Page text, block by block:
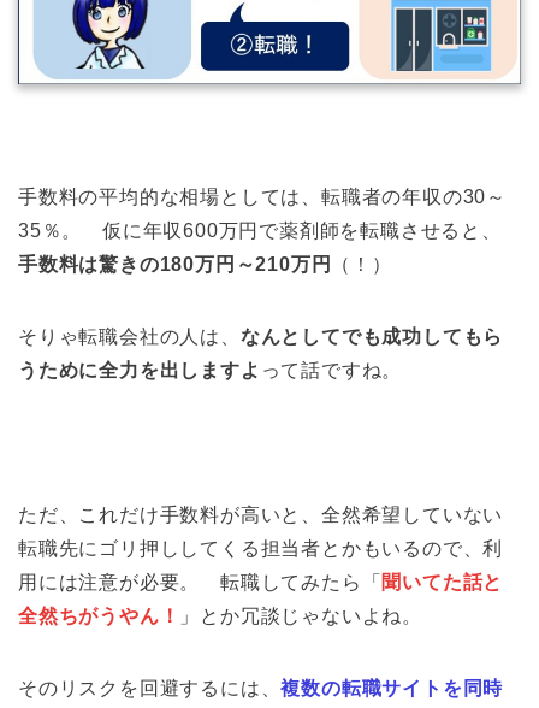
手数料の平均的な相場としては、転職者の年収の30～
35％。 仮に年収600万円で薬剤師を転職させると、
手数料は驚きの180万円～210万円
（！）
そりゃ転職会社の人は、 なんとしてでも成功してもら
うために全力を出しますよ って話ですね。
ただ、これだけ手数料が高いと、全然希望していない
転職先にゴリ押ししてくる担当者とかもいるので、利
用には注意が必要。 転職してみたら「 聞いてた話と
全然ちがうやん！
」とか冗談じゃないよね。
そのリスクを回避するには、複数の転職サイトを同時